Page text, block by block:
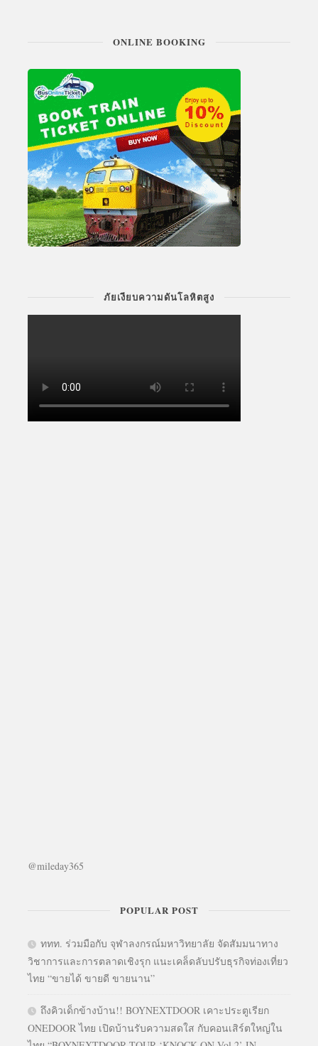
ONLINE BOOKING
ภัยเงียบความดันโลหิตสูง
@mileday365
POPULAR POST
ททท. ร่วมมือกับ จุฬาลงกรณ์มหาวิทยาลัย จัดสัมมนาทาง
วิชาการและการตลาดเชิงรุก แนะเคล็ดลับปรับธุรกิจท่องเที่ยว
ไทย “ขายได้ ขายดี ขายนาน”
ถึงคิวเด็กข้างบ้าน!! BOYNEXTDOOR เคาะประตูเรียก
ONEDOOR ไทย เปิดบ้านรับความสดใส กับคอนเสิร์ตใหญ่ใน